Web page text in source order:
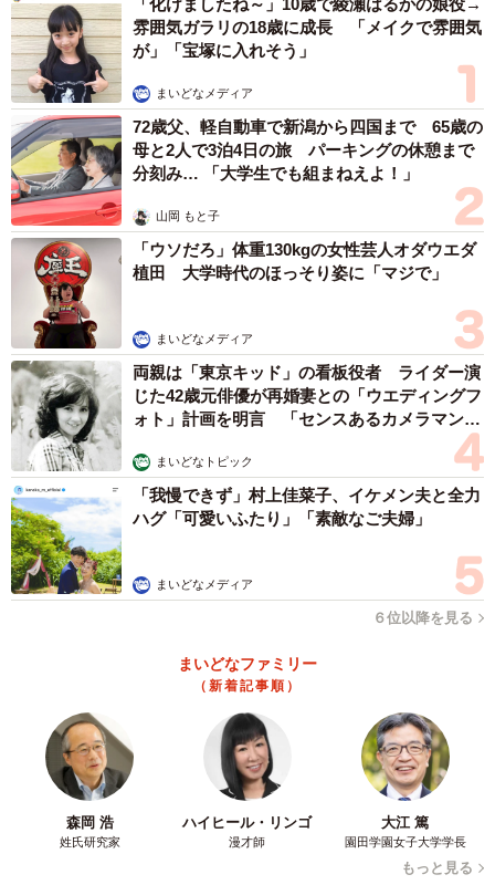
雰囲気ガラリの18歳に成長 「メイクで雰囲気
が」「宝塚に入れそう」
まいどなメディア
72歳父、軽自動車で新潟から四国まで 65歳の
母と2人で3泊4日の旅 パーキングの休憩まで
分刻み… 「大学生でも組まねえよ！」
山岡 もと子
「ウソだろ」体重130kgの女性芸人オダウエダ
植田 大学時代のほっそり姿に「マジで」
まいどなメディア
両親は「東京キッド」の看板役者 ライダー演
じた42歳元俳優が再婚妻との「ウエディングフ
ォト」計画を明言 「センスあるカメラマン求
まいどなトピック
「我慢できず」村上佳菜子、イケメン夫と全力
ハグ「可愛いふたり」「素敵なご夫婦」
まいどなメディア
６位以降を見る
まいどなファミリー
（新着記事順）
森岡 浩
姓氏研究家
ハイヒール・リンゴ
漫才師
大江 篤
園田学園女子大学学長
もっと見る